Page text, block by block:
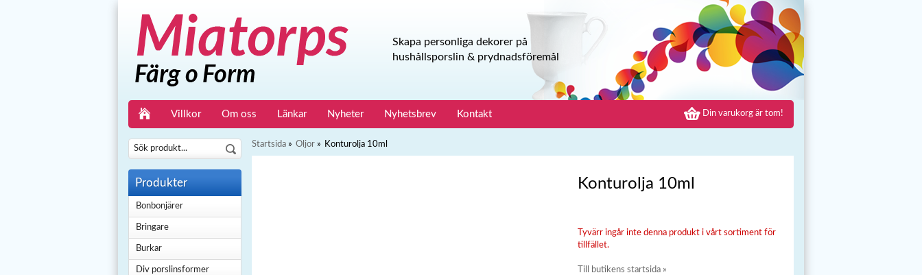
Skapa personliga dekorer på
hushållsporslin & prydnadsföremål
Villkor Om oss Länkar Nyheter Nyhetsbrev Kontakt Din varukorg är tom!
Produkter
Bonbonjärer
Bringare
Burkar
Div porslinsformer
Startsida » Oljor » Konturolja 10ml
Konturolja 10ml
Tyvärr ingår inte denna produkt i vårt sortiment för
tillfället.
Till butikens startsida »